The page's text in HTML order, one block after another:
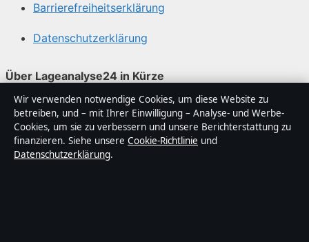
Barrierefreiheitserklärung
Datenschutzerklärung
Über Lageanalyse24 in Kürze
Lageanalyse24 ist ein unabhängiger digitaler
Nachrichtenanbieter mit Fokus auf Politik, Wirtschaft,
Technik und Gesellschaft in Deutschland. Jeder Artikel
trägt eine Byline, wird von einem Redakteur geprüft und
Wir verwenden notwendige Cookies, um diese Website zu
betreiben, und – mit Ihrer Einwilligung – Analyse- und Werbe-
Cookies, um sie zu verbessern und unsere Berichterstattung zu
finanzieren. Siehe unsere Cookie-Richtlinie und
Datenschutzerklärung.